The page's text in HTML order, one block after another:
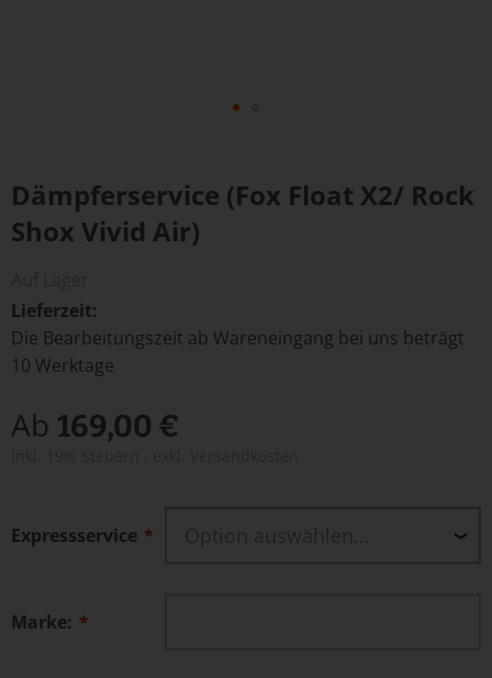
der
Bildergalerie
springen
Dämpferservice (Fox Float X2/ Rock
Shox Vivid Air)
Lieferzeit
Die Bearbeitungszeit ab Wareneingang bei uns beträgt
10 Werktage
Ab 169,00 €
Expressservice
Marke: